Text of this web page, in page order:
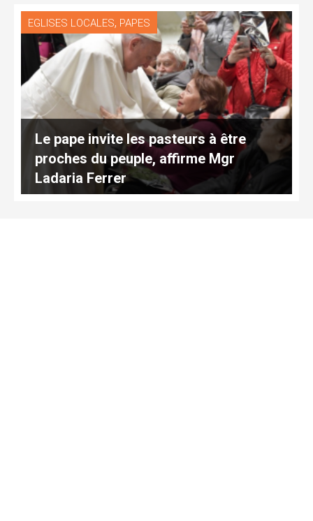
EGLISES LOCALES, PAPES
Le pape invite les pasteurs à être
proches du peuple, affirme Mgr
Ladaria Ferrer